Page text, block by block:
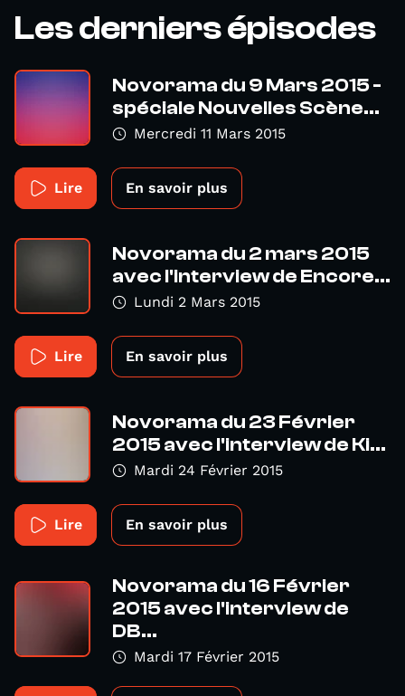
Les derniers épisodes
Novorama du 9 Mars 2015 -
spéciale Nouvelles Scène...
Mercredi 11 Mars 2015
Lire En savoir plus
Novorama du 2 mars 2015
avec l'interview de Encore...
Lundi 2 Mars 2015
Lire En savoir plus
Novorama du 23 Février
2015 avec l'interview de Ki...
Mardi 24 Février 2015
Lire En savoir plus
Novorama du 16 Février
2015 avec l'interview de
DB...
Mardi 17 Février 2015